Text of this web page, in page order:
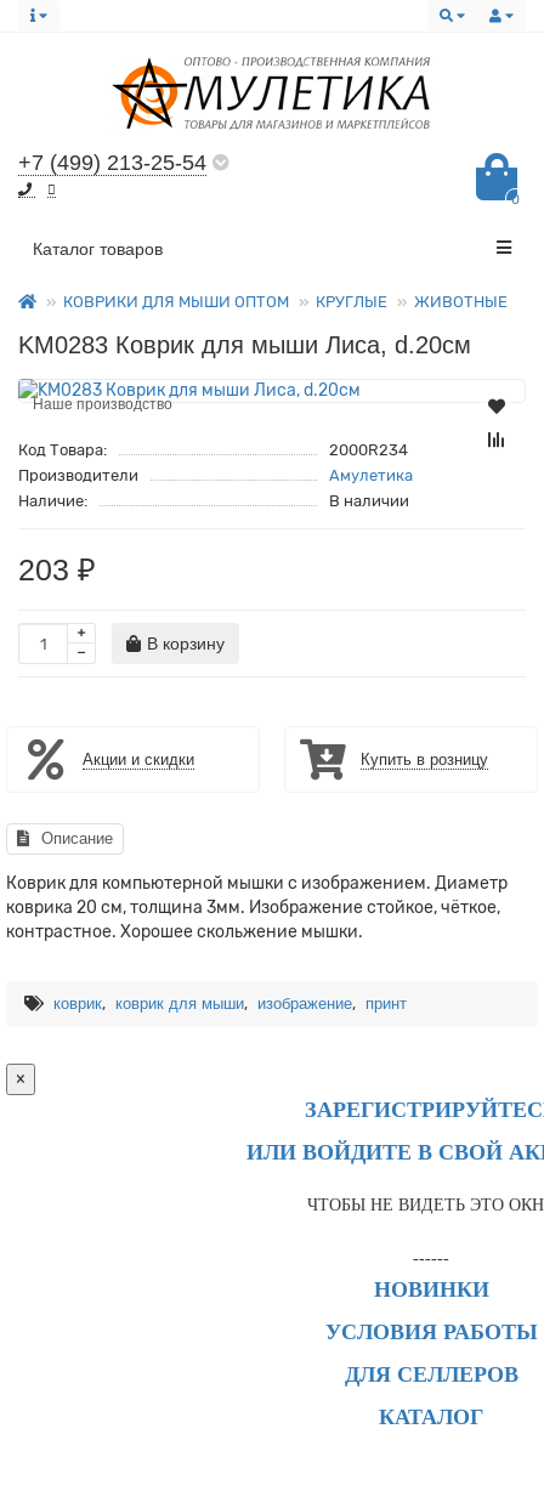
+7 (499) 213-25-54
0
Все категории
Каталог товаров
КОВРИКИ ДЛЯ МЫШИ ОПТОМ КРУГЛЫЕ ЖИВОТНЫЕ
KM0283 Коврик для мыши Лиса, d.20см
Наше производство
Код Товара:
2000R234
Производители
Амулетика
Наличие:
В наличии
203 ₽
В корзину
Акции и скидки Купить в розницу
Описание
Коврик для компьютерной мышки с изображением. Диаметр
коврика 20 см, толщина 3мм. Изображение стойкое, чёткое,
контрастное. Хорошее скольжение мышки.
коврик, коврик для мыши, изображение, принт
×
ИЛИ ВОЙДИТЕ В СВОЙ
ЧТОБЫ НЕ ВИДЕТЬ ЭТО
------
НОВИНКИ
УСЛОВИЯ РАБОТЫ
ДЛЯ СЕЛЛЕРОВ
КАТАЛОГ